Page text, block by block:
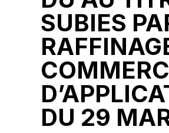
SUBIES
DU 29